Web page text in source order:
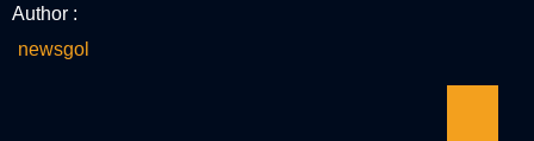
Author :
newsgol